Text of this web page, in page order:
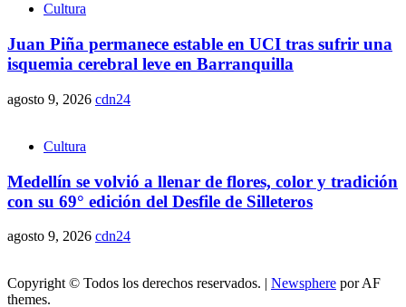
Cultura
Juan Piña permanece estable en UCI tras sufrir una
isquemia cerebral leve en Barranquilla
agosto 9, 2026 cdn24
Cultura
Medellín se volvió a llenar de flores, color y tradición
con su 69° edición del Desfile de Silleteros
agosto 9, 2026 cdn24
Copyright © Todos los derechos reservados. | Newsphere por AF
themes.